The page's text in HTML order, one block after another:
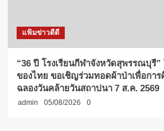
แฟ้มข่าวดีดี
“36 ปี โรงเรียนกีฬาจังหวัดสุพรรณบุรี”
ของไทย ขอเชิญร่วมทอดผ้าป่าเพื่อกา
ฉลองวันคล้ายวันสถาปนา 7 ส.ค. 2569
admin 05/08/2026 0